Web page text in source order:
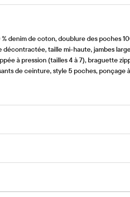
% denim de coton, doublure des poches
décontractée, taille mi-haute, jambes
à pression (tailles 4 à 7), braguette
de ceinture, style 5 poches,